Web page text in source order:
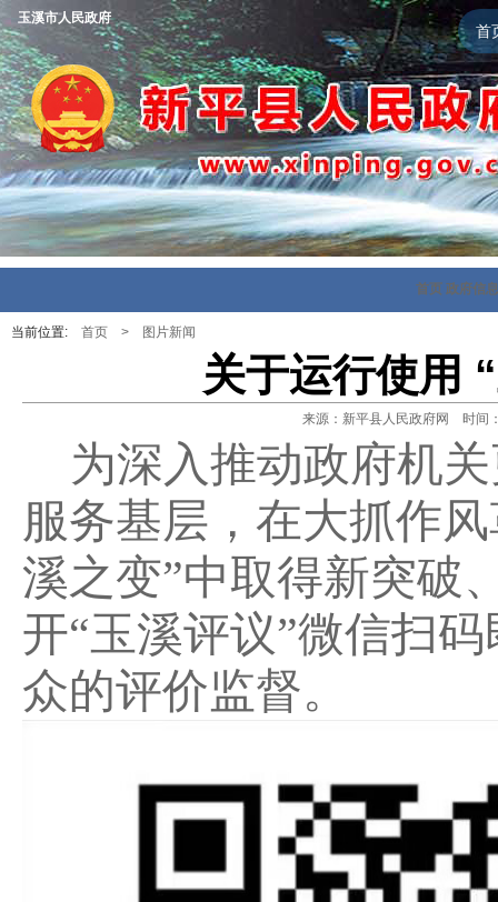
首
玉溪市人民政府
首页 政府信
当前位置: 首页 > 图片新闻
关于运行使用
来源：新平县人民政府网 时间
为深入推动政府机
服务基层，在大抓作
溪之变”中取得新突破
开“玉溪评议”微信扫
众的评价监督。